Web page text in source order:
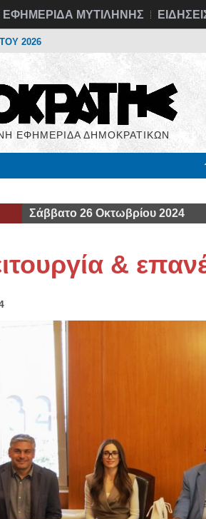
ΕΦΗΜΕΡΙΔΑ ΜΥΤΙΛΗΝΗΣ
2026
ΕΦΗΜΕΡΙΔΑ ΔΗΜΟΚΡΑΤΙΚΩΝ
Σάββατο 26 Οκτωβρίου 2024
&